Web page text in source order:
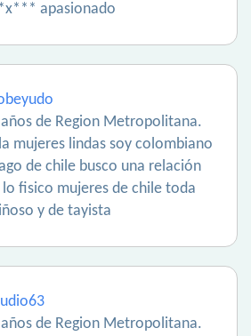
apasionado
de Region Metropolitana.
mujeres lindas soy colombiano
de chile busco una relación
fisico mujeres de chile toda
y de tayista
de Region Metropolitana.